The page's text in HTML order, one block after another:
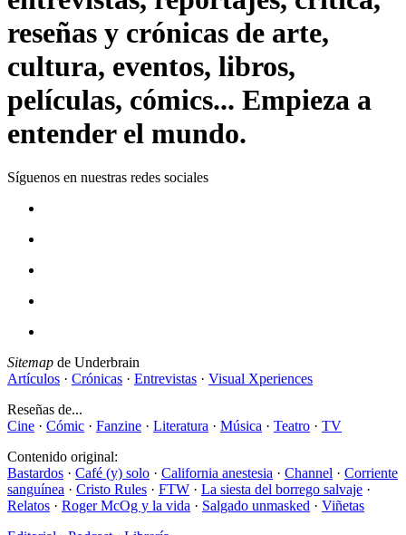
reseñas y crónicas de arte,
cultura, eventos, libros,
películas, cómics... Empieza a
entender el mundo.
Síguenos en nuestras redes sociales
Sitemap de Underbrain
Artículos · Crónicas · Entrevistas · Visual Xperiences
Reseñas de...
Cine · Cómic · Fanzine · Literatura · Música · Teatro · TV
Contenido original:
Bastardos · Café (y) solo · California anestesia · Channel · Corriente
sanguínea · Cristo Rules · FTW · La siesta del borrego salvaje ·
Relatos · Roger McOg y la vida · Salgado unmasked · Viñetas